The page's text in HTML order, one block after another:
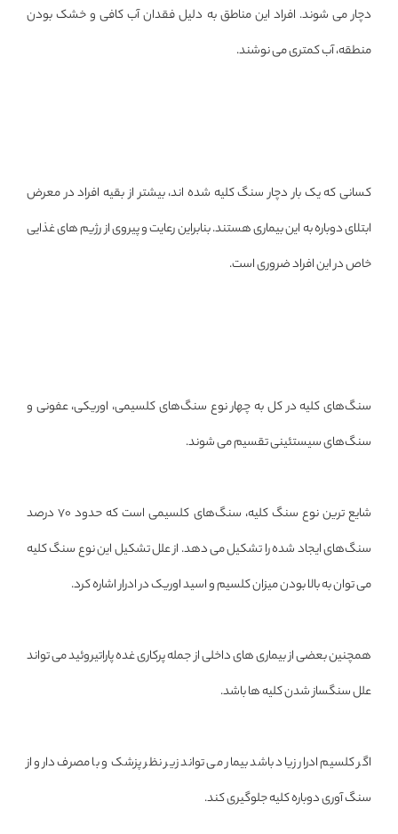
دچار می شوند. افراد این مناطق به دلیل فقدان آب کافی و خشک بودن
منطقه، آب کمتری می نوشند.
کسانی که یک بار دچار سنگ کلیه شده اند، بیشتر از بقیه افراد در معرض
ابتلای دوباره به این بیماری هستند. بنابراین رعایت و پیروی از رژیم های غذایی
خاص در این افراد ضروری است.
سنگ‌های کلیه در کل به چهار نوع سنگ‌های کلسیمی، اوریکی، عفونی و
سنگ‌های سیستئینی تقسیم می شوند.
شایع ترین نوع سنگ کلیه، سنگ‌های کلسیمی است که حدود 70 درصد
سنگ‌های ایجاد شده را تشکیل می دهد. از علل تشکیل این نوع سنگ کلیه
می توان به بالا بودن میزان کلسیم و اسید اوریک در ادرار اشاره کرد.
همچنین بعضی از بیماری های داخلی از جمله پرکاری غده پاراتیروئید می تواند
علل سنگساز شدن کلیه ها باشد.
اگر کلسیم ادرار زیاد باشد بیمار می تواند زیر نظر پزشک و با مصرف دارو از
سنگ آوری دوباره کلیه جلوگیری کند.